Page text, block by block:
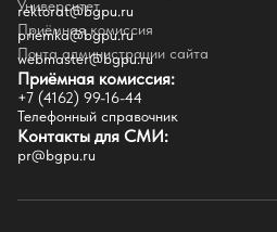
Внутренний сайт
Факультеты
Естественно-географический факультет
Историко-филологический факультет
Факультет иностранных языков
Факультет педагогики и психологии
Факультет физической культуры и
Подготовительное отделение для
Университет
rektorat@bgpu.ru
Приёмная комиссия
priemka@bgpu.ru
Почта администрации сайта
webmaster@bgpu.ru
Приёмная комиссия:
+7 (4162) 99-16-44
Телефонный справочник
Контакты для СМИ:
pr@bgpu.ru